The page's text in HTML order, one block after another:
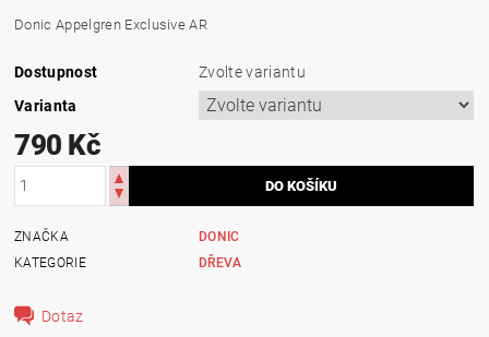
Donic Appelgren Exclusive AR
Dostupnost
Zvolte variantu
Varianta
790 Kč
ZNAČKA
DONIC
KATEGORIE
DŘEVA
Dotaz